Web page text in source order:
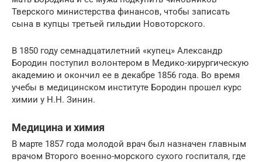
Тверского министерства финансов, чтобы записать
сына в купцы третьей гильдии Новоторского.
В 1850 году семнадцатилетний «купец» Александр
Бородин поступил волонтером в Медико-хирургическую
академию и окончил ее в декабре 1856 года. Во время
учебы в медицинском институте Бородин прошел курс
химии у Н.Н. Зинин.
Медицина и химия
В марте 1857 года молодой врач был назначен главным
врачом Второго военно-морского сухого госпиталя, где